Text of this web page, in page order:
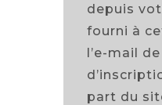
depuis
fourni à
l’e-mail
part du